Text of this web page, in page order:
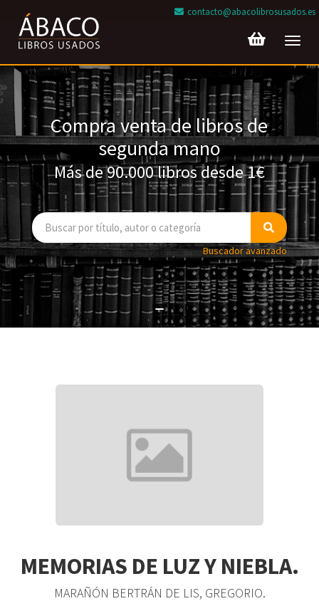
contacto@abacolibrosusados.es
Compra venta de libros de
segunda mano
Más de 90.000 libros desde 1€
Buscador avanzado
MEMORIAS DE LUZ Y NIEBLA.
MARAÑÓN BERTRÁN DE LIS, GREGORIO.